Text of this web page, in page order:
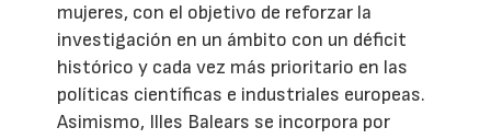
mujeres, con el objetivo de reforzar la
investigación en un ámbito con un déficit
histórico y cada vez más prioritario en las
políticas científicas e industriales europeas.
Asimismo, Illes Balears se incorpora por